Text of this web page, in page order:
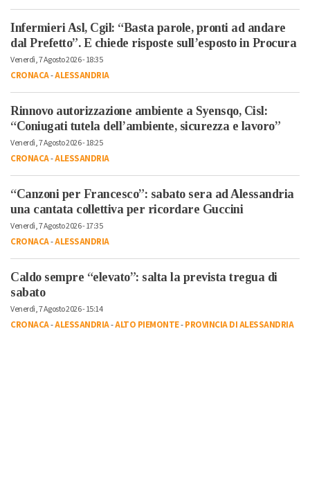
Infermieri Asl, Cgil: “Basta parole, pronti ad andare
dal Prefetto”. E chiede risposte sull’esposto in Procura
Venerdì, 7 Agosto 2026 - 18:35
CRONACA-ALESSANDRIA
Rinnovo autorizzazione ambiente a Syensqo, Cisl:
“Coniugati tutela dell’ambiente, sicurezza e lavoro”
Venerdì, 7 Agosto 2026 - 18:25
CRONACA-ALESSANDRIA
“Canzoni per Francesco”: sabato sera ad Alessandria
una cantata collettiva per ricordare Guccini
Venerdì, 7 Agosto 2026 - 17:35
CRONACA-ALESSANDRIA
Caldo sempre “elevato”: salta la prevista tregua di
sabato
Venerdì, 7 Agosto 2026 - 15:14
CRONACA-ALESSANDRIA-ALTO PIEMONTE-PROVINCIA DI ALESSANDRIA